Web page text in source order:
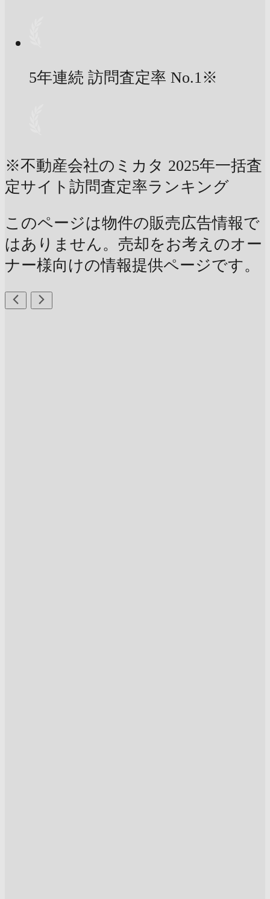
5年連続 訪問査定率 No.1※
※不動産会社のミカタ 2025年一括査
定サイト訪問査定率ランキング
このページは物件の販売広告情報で
はありません。売却をお考えのオー
ナー様向けの情報提供ページです。